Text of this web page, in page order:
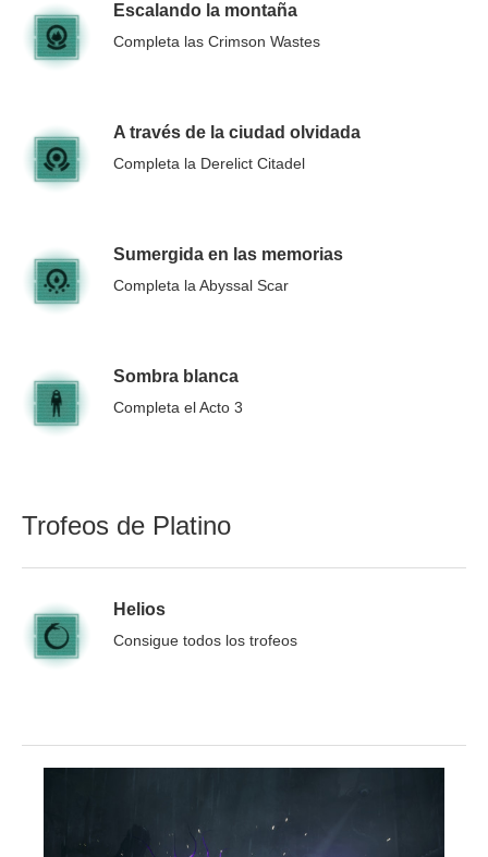
Escalando la montaña
Completa las Crimson Wastes
A través de la ciudad olvidada
Completa la Derelict Citadel
Sumergida en las memorias
Completa la Abyssal Scar
Sombra blanca
Completa el Acto 3
Trofeos de Platino
Helios
Consigue todos los trofeos